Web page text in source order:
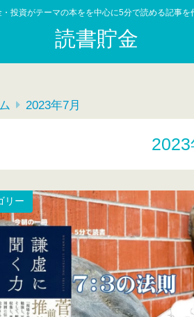
投資がテーマの本をを中心に5分で読める記事を
読書貯金
2023年7月
リー